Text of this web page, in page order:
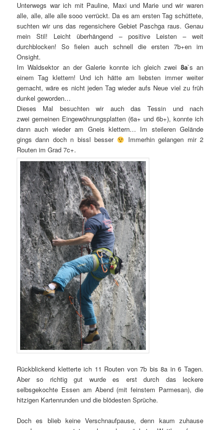
Unterwegs war ich mit Pauline, Maxi und Marie und wir waren
alle, alle, alle alle sooo verrückt. Da es am ersten Tag schüttete,
suchten wir uns das regensichere Gebiet Paschga raus. Genau
mein Stil! Leicht überhängend – positive Leisten – weit
durchblocken! So fielen auch schnell die ersten 7b+en im
Onsight.
Im Waldsektor an der Galerie konnte ich gleich zwei 8a`s an
einem Tag klettern! Und ich hätte am liebsten immer weiter
gemacht, wäre es nicht jeden Tag wieder aufs Neue viel zu früh
dunkel geworden…
Dieses Mal besuchten wir auch das Tessin und nach
zwei gemeinen Eingewöhnungsplatten (6a+ und 6b+), konnte ich
dann auch wieder am Gneis klettern… Im steileren Gelände
gings dann doch n bissl besser
Immerhin gelangen mir 2
Routen im Grad 7c+.
Rückblickend kletterte ich 11 Routen von 7b bis 8a in 6 Tagen.
Aber so richtig gut wurde es erst durch das leckere
selbsgekochte Essen am Abend (mit feinstem Parmesan), die
hitzigen Kartenrunden und die blödesten Sprüche.
Doch es blieb keine Verschnaufpause, denn kaum zuhause